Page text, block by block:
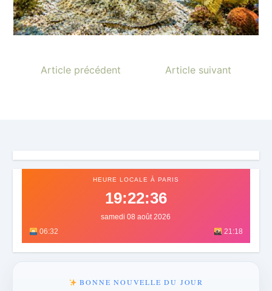
Article précédent Article suivant
HEURE LOCALE À PARIS
19:22:39
samedi 08 août 2026
06:32
21:18
BONNE NOUVELLE DU JOUR